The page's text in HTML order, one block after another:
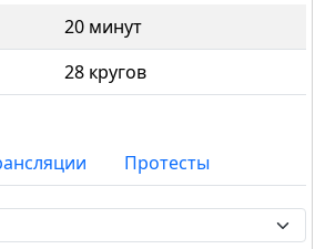
20 минут
28 кругов
Протесты